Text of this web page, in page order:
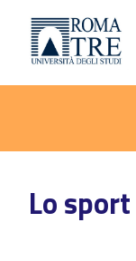
Torneo di Basket 3vs3 2008/1-Vincitori - Sito delle iniziative sportive di Roma Tre
Lo